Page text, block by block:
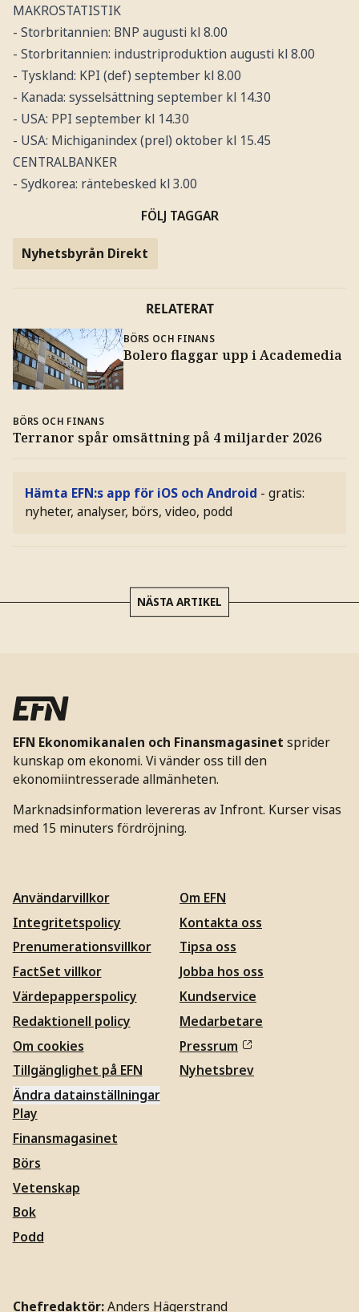
MAKROSTATISTIK
- Storbritannien: BNP augusti kl 8.00
- Storbritannien: industriproduktion augusti kl 8.00
- Tyskland: KPI (def) september kl 8.00
- Kanada: sysselsättning september kl 14.30
- USA: PPI september kl 14.30
- USA: Michiganindex (prel) oktober kl 15.45
CENTRALBANKER
- Sydkorea: räntebesked kl 3.00
FÖLJ TAGGAR
Nyhetsbyrån Direkt
RELATERAT
BÖRS OCH FINANS
Bolero flaggar upp i Academedia
BÖRS OCH FINANS
Terranor spår omsättning på 4 miljarder 2026
Hämta EFN:s app för iOS och Android - gratis:
nyheter, analyser, börs, video, podd
NÄSTA ARTIKEL
EFN Ekonomikanalen och Finansmagasinet sprider
kunskap om ekonomi. Vi vänder oss till den
ekonomiintresserade allmänheten.
Marknadsinformation levereras av Infront. Kurser visas
med 15 minuters fördröjning.
Användarvillkor
Integritetspolicy
Prenumerationsvillkor
FactSet villkor
Värdepapperspolicy
Redaktionell policy
Om cookies
Tillgänglighet på EFN
Ändra datainställningar
Om EFN
Kontakta oss
Tipsa oss
Jobba hos oss
Kundservice
Medarbetare
Pressrum
Nyhetsbrev
Play
Finansmagasinet
Börs
Vetenskap
Bok
Podd
Chefredaktör:Anders Hägerstrand